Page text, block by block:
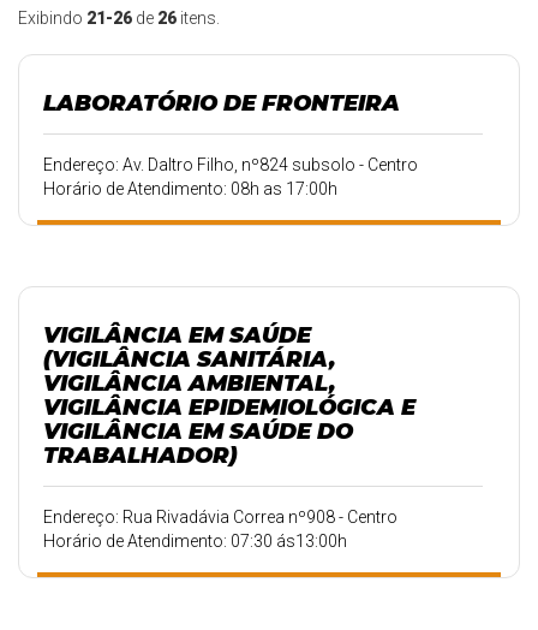
Exibindo 21-26 de 26 itens.
LABORATÓRIO DE FRONTEIRA
Endereço: Av. Daltro Filho, nº824 subsolo - Centro
Horário de Atendimento: 08h as 17:00h
VIGILÂNCIA EM SAÚDE
(VIGILÂNCIA SANITÁRIA,
VIGILÂNCIA AMBIENTAL,
VIGILÂNCIA EPIDEMIOLÓGICA E
VIGILÂNCIA EM SAÚDE DO
TRABALHADOR)
Endereço: Rua Rivadávia Correa nº908 - Centro
Horário de Atendimento: 07:30 ás13:00h